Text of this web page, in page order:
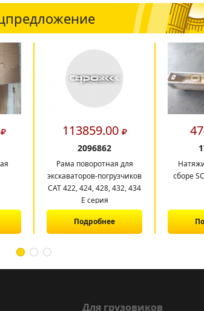
113859.00
2096862
Рама поворотная для
экскаваторов-погрузчиков
CAT 422, 424, 428, 432, 434
E серия
Подробнее
сборе
Для грузовиков